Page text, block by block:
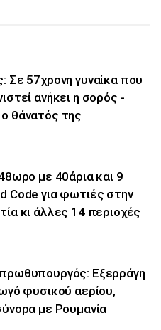
Σε 57χρονη γυναίκα που
ανήκει η σορός -
θάνατός της
με 40άρια και 9
Code για φωτιές στην
κι άλλες 14 περιοχές
Εξερράγη
φυσικού αερίου,
με Ρουμανία